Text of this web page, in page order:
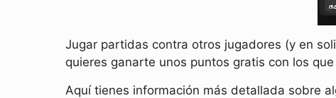
Jugar partidas contra otros jugadores (y en
quieres ganarte unos puntos gratis con los
Aquí tienes información más detallada sobre